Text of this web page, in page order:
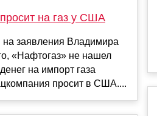
на газ у США
на заявления Владимира
«Нафтогаз» не нашел
на импорт газа
просит в США....